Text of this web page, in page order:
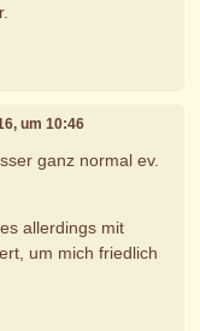
um 10:46
ganz normal ev.
allerdings mit
um mich friedlich